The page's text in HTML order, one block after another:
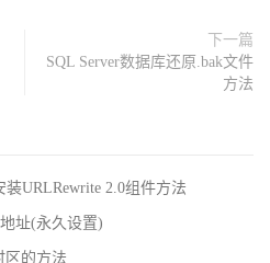
下一篇
SQL Server数据库还原.bak文件
方法
装URLRewrite 2.0组件方法
址(永久设置)
区的方法